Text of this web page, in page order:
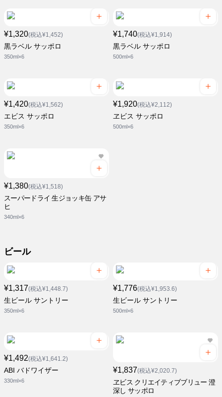
¥1,320(税込¥1,452)
黒ラベル サッポロ
350ml×6
¥1,740(税込¥1,914)
黒ラベル サッポロ
500ml×6
¥1,420(税込¥1,562)
エビス サッポロ
350ml×6
¥1,920(税込¥2,112)
ヱビス サッポロ
500ml×6
¥1,380(税込¥1,518)
スーパードライ 生ジョッキ缶 アサ
ヒ
340ml×6
ビール
¥1,317(税込¥1,448.7)
生ビール サントリー
350ml×6
¥1,776(税込¥1,953.6)
生ビール サントリー
500ml×6
¥1,492(税込¥1,641.2)
ABI バドワイザー
330ml×6
¥1,837(税込¥2,020.7)
ヱビス クリエイティブブリュー 澄
深し サッポロ